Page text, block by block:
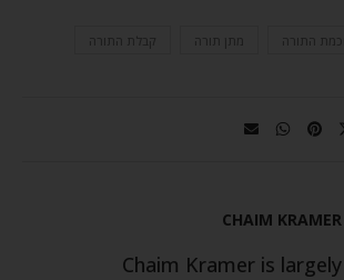
חכמת התורה מתן תורה קבלת התורה
CHAIM KRAMER
Chaim Kramer is largely